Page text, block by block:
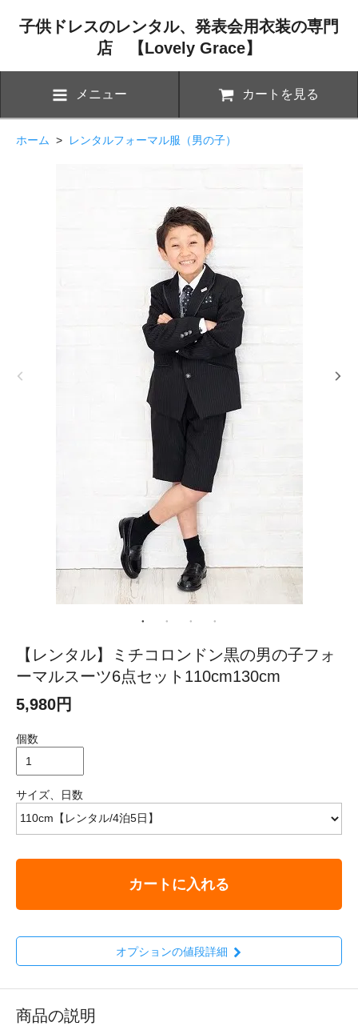
子供ドレスのレンタル、発表会用衣装の専門
店 【Lovely Grace】
メニュー カートを見る
ホーム > レンタルフォーマル服（男の子）
【レンタル】ミチコロンドン黒の男の子フォ
ーマルスーツ6点セット110cm130cm
5,980円
個数
サイズ、日数
カートに入れる
オプションの値段詳細
商品の説明